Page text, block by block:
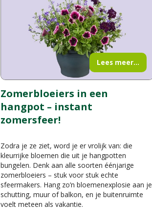
Zomerbloeiers in een
hangpot – instant
zomersfeer!
Zodra je ze ziet, word je er vrolijk van: die
kleurrijke bloemen die uit je hangpotten
bungelen. Denk aan alle soorten éénjarige
zomerbloeiers – stuk voor stuk echte
sfeermakers. Hang zo’n bloemenexplosie aan je
schutting, muur of balkon, en je buitenruimte
voelt meteen als vakantie.
Lees meer...